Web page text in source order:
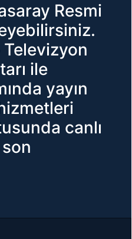
Resmi
Televizyon
ile
yayın
canlı
son